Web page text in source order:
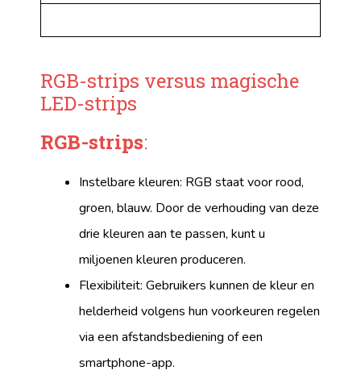
RGB-strips versus magische
LED-strips
RGB-strips:
Instelbare kleuren: RGB staat voor rood,
groen, blauw. Door de verhouding van deze
drie kleuren aan te passen, kunt u
miljoenen kleuren produceren.
Flexibiliteit: Gebruikers kunnen de kleur en
helderheid volgens hun voorkeuren regelen
via een afstandsbediening of een
smartphone-app.